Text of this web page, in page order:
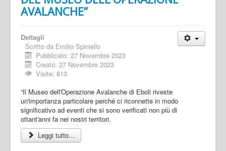
AVALANCHE”
Dettagli
Scritto da Emilio Spiniello
Pubblicato: 27 Novembre 2023
Creato: 27 Novembre 2023
Visite: 813
“Il Museo dell'Operazione Avalanche di Eboli riveste
un'importanza particolare perché ci riconnette in modo
significativo ad eventi che si sono verificati non più di
ottant'anni fa nei nostri territori.
Leggi tutto...